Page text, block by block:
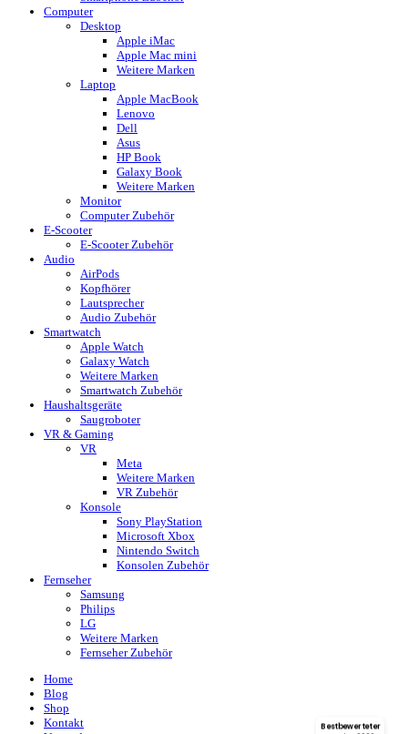
Bestbewerteter
Computer
Desktop
Apple iMac
Apple Mac mini
Weitere Marken
Laptop
Apple MacBook
Lenovo
Dell
Asus
HP Book
Galaxy Book
Weitere Marken
Monitor
Computer Zubehör
E-Scooter
E-Scooter Zubehör
Audio
AirPods
Kopfhörer
Lautsprecher
Audio Zubehör
Smartwatch
Apple Watch
Galaxy Watch
Weitere Marken
Smartwatch Zubehör
Haushaltsgeräte
Saugroboter
VR & Gaming
VR
Meta
Weitere Marken
VR Zubehör
Konsole
Sony PlayStation
Microsoft Xbox
Nintendo Switch
Konsolen Zubehör
Fernseher
Samsung
Philips
LG
Weitere Marken
Fernseher Zubehör
Home
Blog
Shop
Kontakt